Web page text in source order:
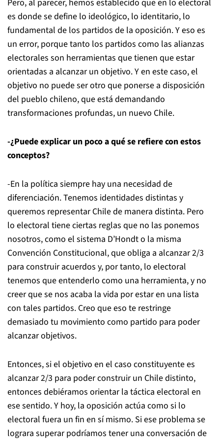
Pero, al parecer, hemos establecido que en lo electoral
es donde se define lo ideológico, lo identitario, lo
fundamental de los partidos de la oposición. Y eso es
un error, porque tanto los partidos como las alianzas
electorales son herramientas que tienen que estar
orientadas a alcanzar un objetivo. Y en este caso, el
objetivo no puede ser otro que ponerse a disposición
del pueblo chileno, que está demandando
transformaciones profundas, un nuevo Chile.
-¿Puede explicar un poco a qué se refiere con estos
conceptos?
-En la política siempre hay una necesidad de
diferenciación. Tenemos identidades distintas y
queremos representar Chile de manera distinta. Pero
lo electoral tiene ciertas reglas que no las ponemos
nosotros, como el sistema D’Hondt o la misma
Convención Constitucional, que obliga a alcanzar 2/3
para construir acuerdos y, por tanto, lo electoral
tenemos que entenderlo como una herramienta, y no
creer que se nos acaba la vida por estar en una lista
con tales partidos. Creo que eso te restringe
demasiado tu movimiento como partido para poder
alcanzar objetivos.
Entonces, si el objetivo en el caso constituyente es
alcanzar 2/3 para poder construir un Chile distinto,
entonces debiéramos orientar la táctica electoral en
ese sentido. Y hoy, la oposición actúa como si lo
electoral fuera un fin en sí mismo. Si ese problema se
lograra superar podríamos tener una conversación de